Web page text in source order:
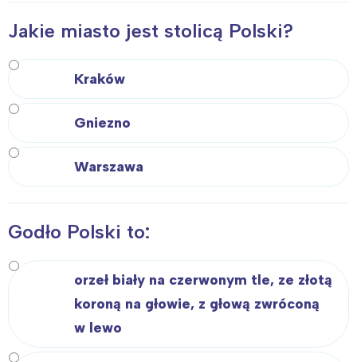
Jakie miasto jest stolicą Polski?
Kraków
Gniezno
Warszawa
Godło Polski to:
orzeł biały na czerwonym tle, ze złotą
koroną na głowie, z głową zwróconą
w lewo